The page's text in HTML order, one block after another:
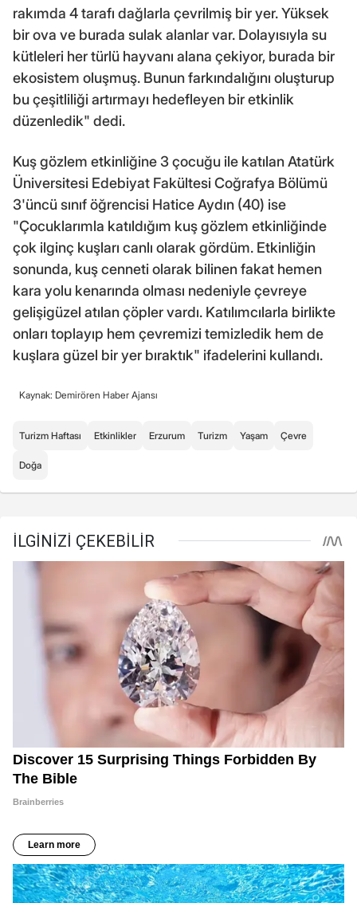
rakımda 4 tarafı dağlarla çevrilmiş bir yer. Yüksek
bir ova ve burada sulak alanlar var. Dolayısıyla su
kütleleri her türlü hayvanı alana çekiyor, burada bir
ekosistem oluşmuş. Bunun farkındalığını oluşturup
bu çeşitliliği artırmayı hedefleyen bir etkinlik
düzenledik" dedi.
Kuş gözlem etkinliğine 3 çocuğu ile katılan Atatürk
Üniversitesi Edebiyat Fakültesi Coğrafya Bölümü
3'üncü sınıf öğrencisi Hatice Aydın (40) ise
"Çocuklarımla katıldığım kuş gözlem etkinliğinde
çok ilginç kuşları canlı olarak gördüm. Etkinliğin
sonunda, kuş cenneti olarak bilinen fakat hemen
kara yolu kenarında olması nedeniyle çevreye
gelişigüzel atılan çöpler vardı. Katılımcılarla birlikte
onları toplayıp hem çevremizi temizledik hem de
kuşlara güzel bir yer bıraktık" ifadelerini kullandı.
Kaynak: Demirören Haber Ajansı
Turizm Haftası Etkinlikler Erzurum Turizm Yaşam Çevre
Doğa